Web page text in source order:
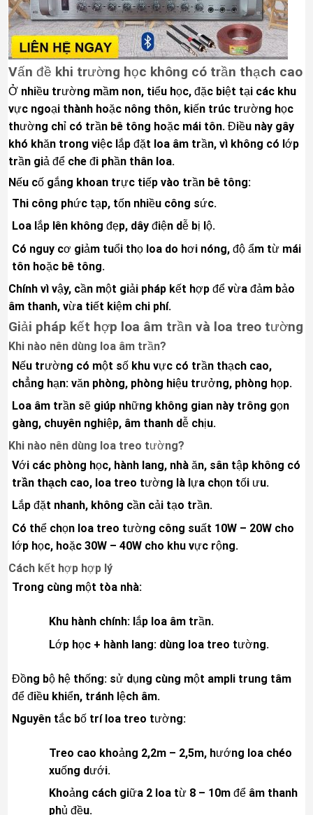
Vấn đề khi trường học không có trần thạch cao
Ở nhiều trường mầm non, tiểu học, đặc biệt tại các khu
vực ngoại thành hoặc nông thôn, kiến trúc trường học
thường chỉ có trần bê tông hoặc mái tôn. Điều này gây
khó khăn trong việc lắp đặt loa âm trần, vì không có lớp
trần giả để che đi phần thân loa.
Nếu cố gắng khoan trực tiếp vào trần bê tông:
Thi công phức tạp, tốn nhiều công sức.
Loa lắp lên không đẹp, dây điện dễ bị lộ.
Có nguy cơ giảm tuổi thọ loa do hơi nóng, độ ẩm từ mái
tôn hoặc bê tông.
Chính vì vậy, cần một giải pháp kết hợp để vừa đảm bảo
âm thanh, vừa tiết kiệm chi phí.
Giải pháp kết hợp loa âm trần và loa treo tường
Khi nào nên dùng loa âm trần?
Nếu trường có một số khu vực có trần thạch cao,
chẳng hạn: văn phòng, phòng hiệu trưởng, phòng họp.
Loa âm trần sẽ giúp những không gian này trông gọn
gàng, chuyên nghiệp, âm thanh dễ chịu.
Khi nào nên dùng loa treo tường?
Với các phòng học, hành lang, nhà ăn, sân tập không có
trần thạch cao, loa treo tường là lựa chọn tối ưu.
Lắp đặt nhanh, không cần cải tạo trần.
Có thể chọn loa treo tường công suất 10W – 20W cho
lớp học, hoặc 30W – 40W cho khu vực rộng.
Cách kết hợp hợp lý
Trong cùng một tòa nhà:
Khu hành chính: lắp loa âm trần.
Lớp học + hành lang: dùng loa treo tường.
Đồng bộ hệ thống: sử dụng cùng một ampli trung tâm
để điều khiển, tránh lệch âm.
Nguyên tắc bố trí loa treo tường:
Treo cao khoảng 2,2m – 2,5m, hướng loa chéo
xuống dưới.
Khoảng cách giữa 2 loa từ 8 – 10m để âm thanh
phủ đều.